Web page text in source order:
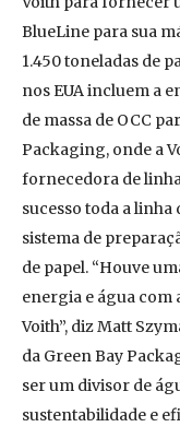
BlueLine para sua
1.450 toneladas de
nos EUA incluem a
de massa de OCC
Packaging, onde a
fornecedora de
sucesso toda a
sistema de
de papel. “Houve
energia e água com
Voith”, diz Matt
da Green Bay
ser um divisor de
sustentabilidade e